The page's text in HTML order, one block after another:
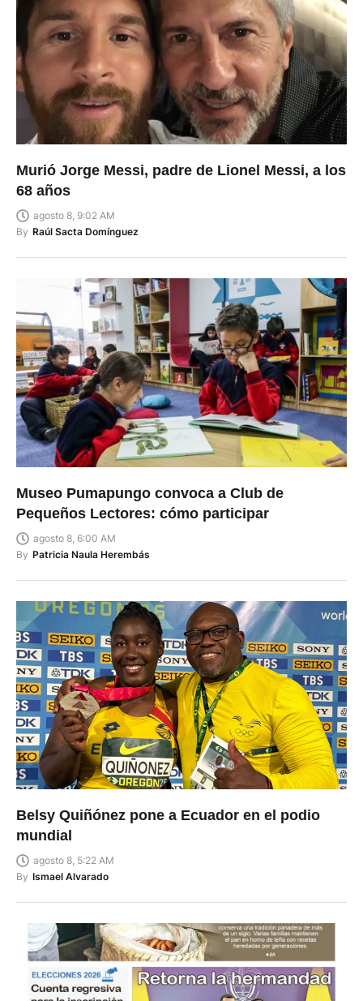
Murió Jorge Messi, padre de Lionel Messi, a los
68 años
agosto 8, 9:02 AM
By Raúl Sacta Domínguez
Museo Pumapungo convoca a Club de
Pequeños Lectores: cómo participar
agosto 8, 6:00 AM
By Patricia Naula Herembás
Belsy Quiñónez pone a Ecuador en el podio
mundial
agosto 8, 5:22 AM
By Ismael Alvarado